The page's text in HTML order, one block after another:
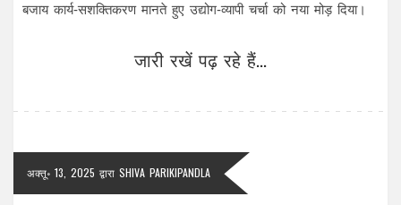
बजाय कार्य‑सशक्तिकरण मानते हुए उद्योग‑व्यापी चर्चा को नया मोड़ दिया।
जारी रखें पढ़ रहे हैं...
अक्तू॰ 13, 2025 द्वारा SHIVA PARIKIPANDLA